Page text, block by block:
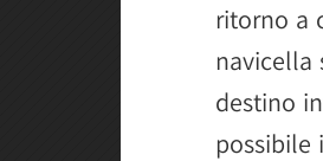
ritorno a
navicella
destino
possibile